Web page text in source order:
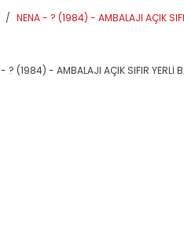
NENA - ? (1984) - AMBALAJI AÇIK